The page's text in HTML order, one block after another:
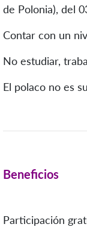
de Polonia), del
Contar con un
No estudiar,
El polaco no es
Beneficios
Participación